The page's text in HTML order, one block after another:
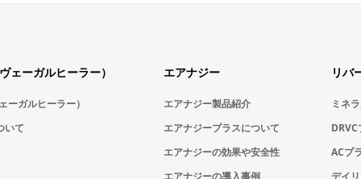
ェーガルヒーラー）
ガルヒーラー）
いて
エアナジー
エアナジー製品紹介
エアナジープラスについて
エアナジーの効果や安全性
エアナジーの導入事例
リバ
ミネ
ACプ
デイ